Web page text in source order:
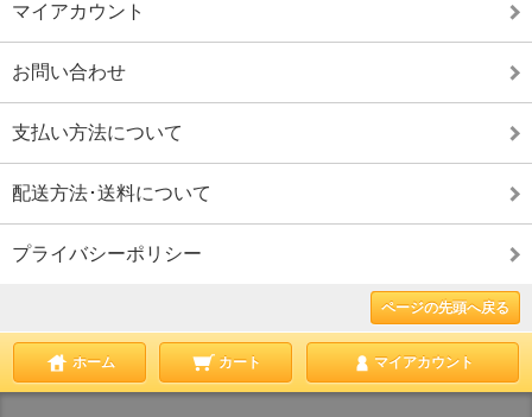
マイアカウント
お問い合わせ
支払い方法について
配送方法･送料について
プライバシーポリシー
ページの先頭へ戻る
ホーム カート マイアカウント